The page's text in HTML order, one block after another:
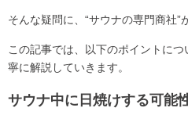
そんな疑問に、“サウナの専門商社”
この記事では、以下のポイントに
寧に解説していきます。
サウナ中に日焼けする可能